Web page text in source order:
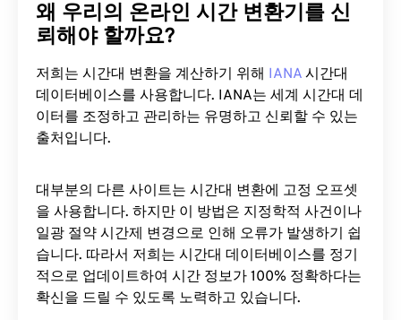
왜 우리의 온라인 시간 변환기를 신
뢰해야 할까요?
저희는 시간대 변환을 계산하기 위해 IANA 시간대
데이터베이스를 사용합니다. IANA는 세계 시간대 데
이터를 조정하고 관리하는 유명하고 신뢰할 수 있는
출처입니다.
대부분의 다른 사이트는 시간대 변환에 ​​고정 오프셋
을 사용합니다. 하지만 이 방법은 지정학적 사건이나
일광 절약 시간제 변경으로 인해 오류가 발생하기 쉽
습니다. 따라서 저희는 시간대 데이터베이스를 정기
적으로 업데이트하여 시간 정보가 100% 정확하다는
확신을 드릴 수 있도록 노력하고 있습니다.